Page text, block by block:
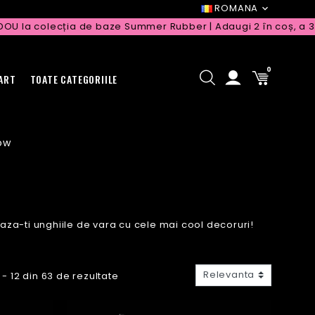
ROMANA
colecția de baze Summer Rubber | Adaugi 2 în coș, a 3-a vine
TOATE CATEGORIILE
0
ti unghiile de vara cu cele mai cool decoruri!
- 12 din 63 de rezultate Relevanta